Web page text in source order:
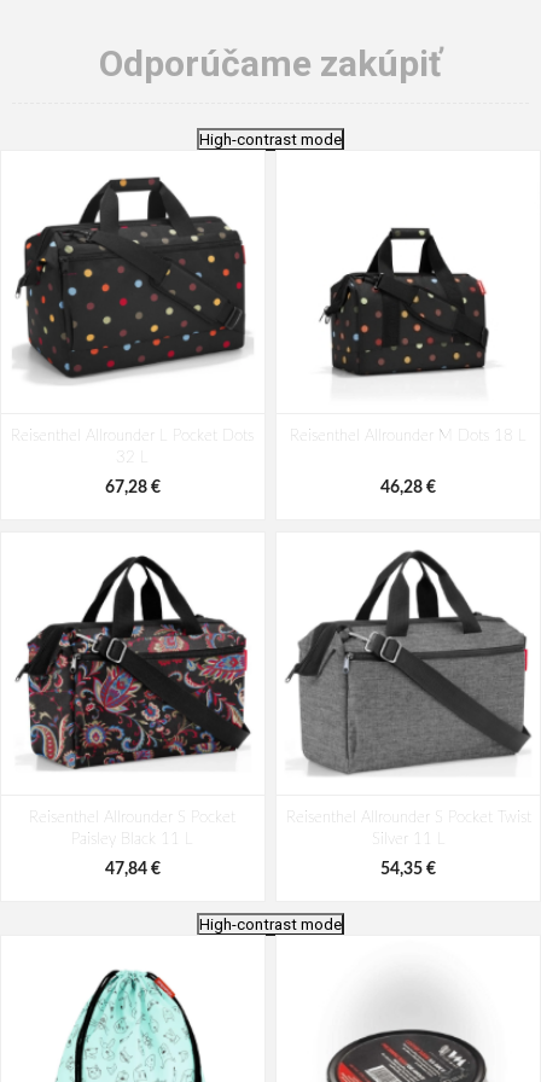
Odporúčame zakúpiť
High-contrast mode
Reisenthel Allrounder L Pocket Dots
32 L
67,28 €
Reisenthel Allrounder M Dots 18 L
46,28 €
Reisenthel Allrounder S Pocket
Paisley Black 11 L
47,84 €
Reisenthel Allrounder S Pocket Twist
Silver 11 L
54,35 €
High-contrast mode